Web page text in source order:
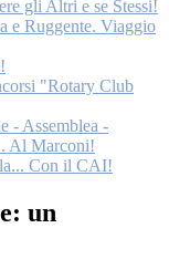
gli Altri e se Stessi!
e Ruggente. Viaggio
"Rotary Club
- Assemblea -
Al Marconi!
Con il CAI!
un